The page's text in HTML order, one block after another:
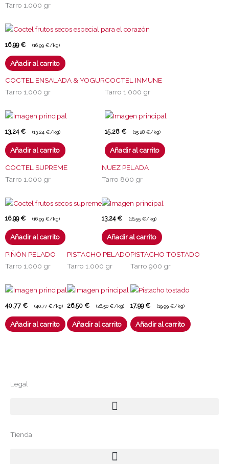
Tarro 1.000 gr
16,99€ (16,99 €/kg)
Añadir al carrito
COCTEL ENSALADA & YOGUR
Tarro 1.000 gr
13,24€ (13,24 €/kg)
Añadir al carrito
COCTEL INMUNE
Tarro 1.000 gr
15,28 € (15,28 €/kg)
Añadir al carrito
COCTEL SUPREME
Tarro 1.000 gr
16,99€ (16,99 €/kg)
Añadir al carrito
NUEZ PELADA
Tarro 800 gr
13,24€ (16,55 €/kg)
Añadir al carrito
PIÑÓN PELADO
Tarro 1.000 gr
40,77 € (40,77 €/kg)
Añadir al carrito
PISTACHO PELADO
Tarro 1.000 gr
26,50 € (26,50 €/kg)
Añadir al carrito
PISTACHO TOSTADO
Tarro 900 gr
17,99€ (19,99 €/kg)
Añadir al carrito
Legal
Menú
Tienda
Menú